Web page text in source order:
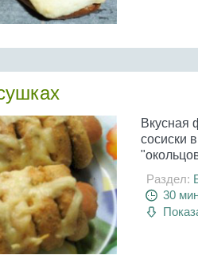
Вкусная
сосиски
Раздел:
30